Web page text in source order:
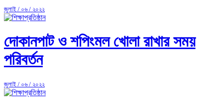
জুলাই / ০৬ / ২০২২
দোকানপাট ও শপিংমল খোলা রাখার সময়
পরিবর্তন
জুলাই / ০৬ / ২০২২